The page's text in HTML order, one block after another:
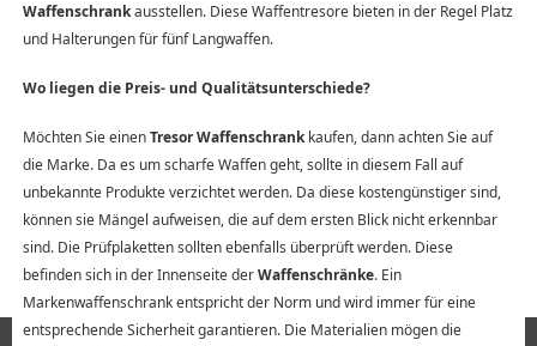
Waffenschrankausstellen. Diese Waffentresore bieten in der Regel Platz
und Halterungen für fünf Langwaffen.
Wo liegen die Preis- und Qualitätsunterschiede?
Möchten Sie einenTresor Waffenschrankkaufen, dann achten Sie auf
die Marke. Da es um scharfe Waffen geht, sollte in diesem Fall auf
unbekannte Produkte verzichtet werden. Da diese kostengünstiger sind,
können sie Mängel aufweisen, die auf dem ersten Blick nicht erkennbar
sind. Die Prüfplaketten sollten ebenfalls überprüft werden. Diese
befinden sich in der Innenseite derWaffenschränke. Ein
Markenwaffenschrank entspricht der Norm und wird immer für eine
entsprechende Sicherheit garantieren. Die Materialien mögen die